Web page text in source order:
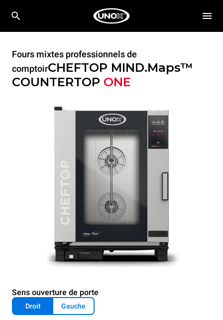
Fours mixtes professionnels de
comptoirCHEFTOP MIND.Maps™
COUNTERTOP ONE
Sens ouverture de porte
Droit Gauche